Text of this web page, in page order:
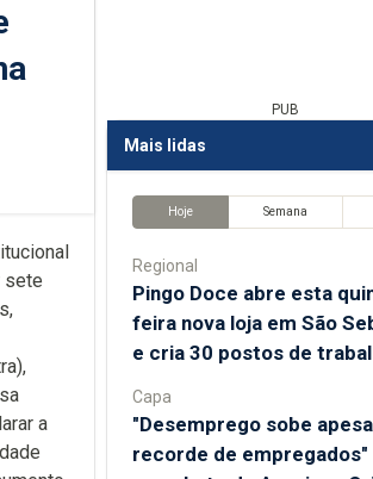
sete
a
PUB
Mais lidas
Hoje Semana
Regional
Pingo Doce abre esta
feira nova loja em São
e cria 30 postos de
Capa
"Desemprego sobe
recorde de empregados"